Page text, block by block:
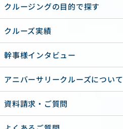
クルージングの目的で探す
クルーズ実績
幹事様インタビュー
アニバーサリークルーズについて
資料請求・ご質問